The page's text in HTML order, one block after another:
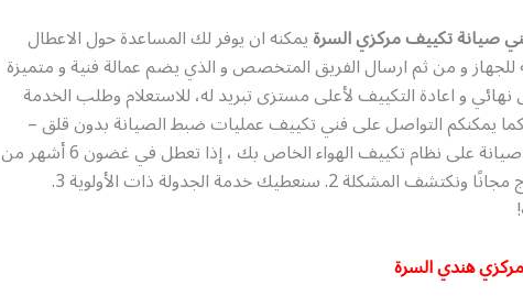
صيانة تكييف مركزي السرةيمكنه ان يوفر لك المساعدة حول الاعطال
للجهاز و من ثم ارسال الفريق المتخصص و الذي يضم عمالة فنية و متميزة
و اعادة التكييف لأعلى مستزى تبريد له، للاستعلام وطلب الخدمة
كما يمكنكم التواصل على فني تكييف عمليات ضبط الصيانة بدون قلق –
عندما نقوم بإجراء ضبط صيانة على نظام تكييف الهواء الخاص بك ، إذا تعطل في غضون 6 أشهر من
تاريخ الخدمة ؛ 1. سنخرج مجانًا ونكتشف المشكلة 2. سنعطيك خدمة الجدولة ذات الأولوية 3.
هندي السرة